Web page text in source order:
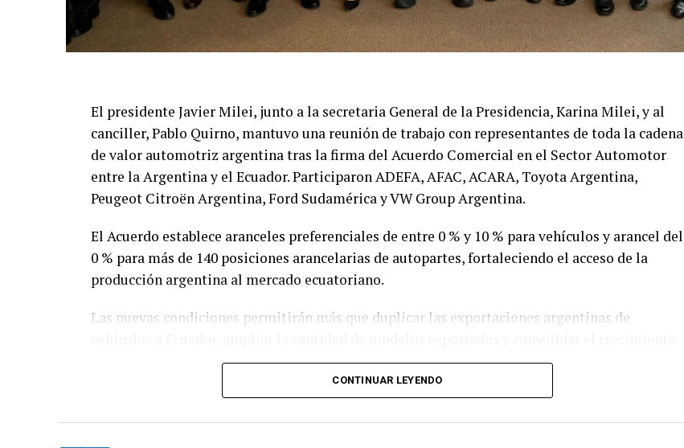
El presidente Javier Milei, junto a la secretaria General de la Presidencia, Karina Milei, y al
canciller, Pablo Quirno, mantuvo una reunión de trabajo con representantes de toda la cadena
de valor automotriz argentina tras la firma del Acuerdo Comercial en el Sector Automotor
entre la Argentina y el Ecuador. Participaron ADEFA, AFAC, ACARA, Toyota Argentina,
Peugeot Citroën Argentina, Ford Sudamérica y VW Group Argentina.
El Acuerdo establece aranceles preferenciales de entre 0 % y 10 % para vehículos y arancel del
0 % para más de 140 posiciones arancelarias de autopartes, fortaleciendo el acceso de la
producción argentina al mercado ecuatoriano.
Las nuevas condiciones permitirán más que duplicar las exportaciones argentinas de
de uno de los principales complejos industriales y exportadores del país.
CONTINUAR LEYENDO